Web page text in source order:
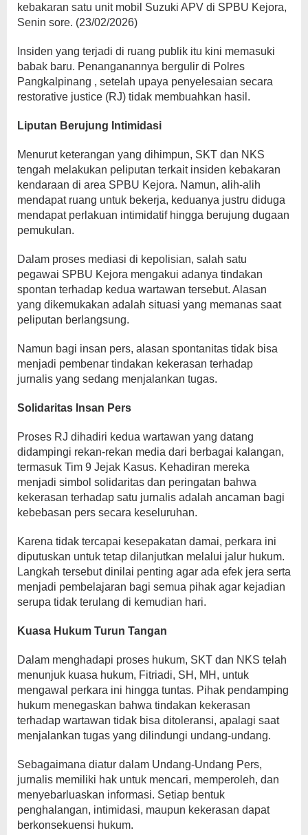
kebakaran satu unit mobil Suzuki APV di SPBU Kejora,
Senin sore. (23/02/2026)
Insiden yang terjadi di ruang publik itu kini memasuki
babak baru. Penanganannya bergulir di Polres
Pangkalpinang , setelah upaya penyelesaian secara
restorative justice (RJ) tidak membuahkan hasil.
Liputan Berujung Intimidasi
Menurut keterangan yang dihimpun, SKT dan NKS
tengah melakukan peliputan terkait insiden kebakaran
kendaraan di area SPBU Kejora. Namun, alih-alih
mendapat ruang untuk bekerja, keduanya justru diduga
mendapat perlakuan intimidatif hingga berujung dugaan
pemukulan.
Dalam proses mediasi di kepolisian, salah satu
pegawai SPBU Kejora mengakui adanya tindakan
spontan terhadap kedua wartawan tersebut. Alasan
yang dikemukakan adalah situasi yang memanas saat
peliputan berlangsung.
Namun bagi insan pers, alasan spontanitas tidak bisa
menjadi pembenar tindakan kekerasan terhadap
jurnalis yang sedang menjalankan tugas.
Solidaritas Insan Pers
Proses RJ dihadiri kedua wartawan yang datang
didampingi rekan-rekan media dari berbagai kalangan,
termasuk Tim 9 Jejak Kasus. Kehadiran mereka
menjadi simbol solidaritas dan peringatan bahwa
kekerasan terhadap satu jurnalis adalah ancaman bagi
kebebasan pers secara keseluruhan.
Karena tidak tercapai kesepakatan damai, perkara ini
diputuskan untuk tetap dilanjutkan melalui jalur hukum.
Langkah tersebut dinilai penting agar ada efek jera serta
menjadi pembelajaran bagi semua pihak agar kejadian
serupa tidak terulang di kemudian hari.
Kuasa Hukum Turun Tangan
Dalam menghadapi proses hukum, SKT dan NKS telah
menunjuk kuasa hukum, Fitriadi, SH, MH, untuk
mengawal perkara ini hingga tuntas. Pihak pendamping
hukum menegaskan bahwa tindakan kekerasan
terhadap wartawan tidak bisa ditoleransi, apalagi saat
menjalankan tugas yang dilindungi undang-undang.
Sebagaimana diatur dalam Undang-Undang Pers,
jurnalis memiliki hak untuk mencari, memperoleh, dan
menyebarluaskan informasi. Setiap bentuk
penghalangan, intimidasi, maupun kekerasan dapat
berkonsekuensi hukum.